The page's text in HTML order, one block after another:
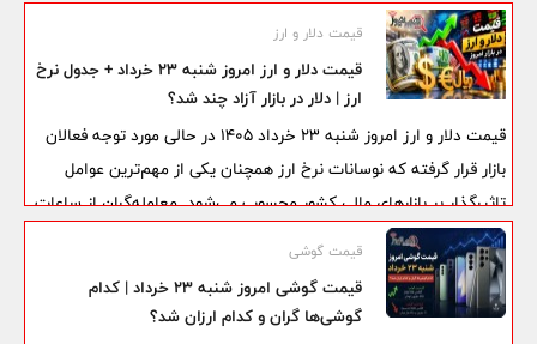
در سرمایه، افزایش اعتبارات دولتی و توسعه پوشش بیمه‌ای محصولات
راهبردی، عملکردی کم‌سابقه را به ثبت رسانده است.
قیمت دلار و ارز
قیمت دلار و ارز امروز شنبه 23 خرداد + جدول نرخ
ارز | دلار در بازار آزاد چند شد؟
قیمت دلار و ارز امروز شنبه 23 خرداد 1405 در حالی مورد توجه فعالان
بازار قرار گرفته که نوسانات نرخ ارز همچنان یکی از مهم‌ترین عوامل
تاثیرگذار بر بازارهای مالی کشور محسوب می‌شود. معامله‌گران از ساعات
ابتدایی امروز روند قیمت دلار در بازار آزاد، نرخ یورو و سایر ارزهای
پرتقاضا را زیر نظر دارند تا چشم‌انداز بازار در روزهای آینده را ارزیابی
کنند.
قیمت گوشی
قیمت گوشی امروز شنبه ۲۳ خرداد | کدام
گوشی‌ها گران و کدام ارزان شد؟